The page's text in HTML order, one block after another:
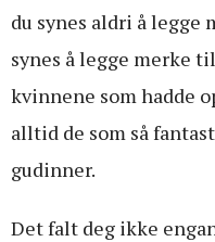
du synes aldri å legge
synes å legge merke
kvinnene som hadde
alltid de som så
gudinner.
Det falt deg ikke